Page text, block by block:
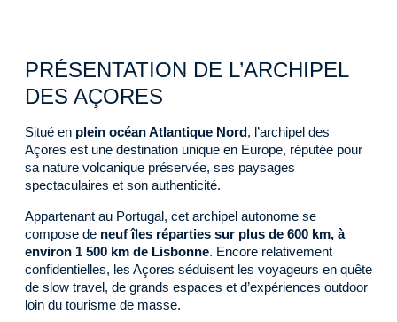
PRÉSENTATION DE L’ARCHIPEL
DES AÇORES
Situé en plein océan Atlantique Nord, l’archipel des
Açores est une destination unique en Europe, réputée pour
sa nature volcanique préservée, ses paysages
spectaculaires et son authenticité.
Appartenant au Portugal, cet archipel autonome se
compose de neuf îles réparties sur plus de 600 km, à
environ 1 500 km de Lisbonne. Encore relativement
confidentielles, les Açores séduisent les voyageurs en quête
de slow travel, de grands espaces et d’expériences outdoor
loin du tourisme de masse.